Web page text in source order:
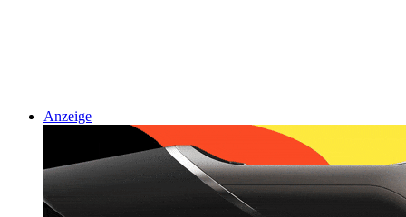
Anzeige